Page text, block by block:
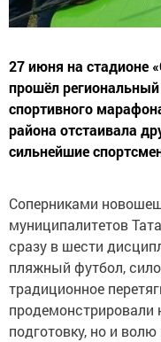
27 июня на стадионе
прошёл региональный
спортивного
района отстаивала
сильнейшие
Соперниками
муниципалитетов
сразу в шести
пляжный футбол,
традиционное
продемонстрировали
подготовку, но и волю